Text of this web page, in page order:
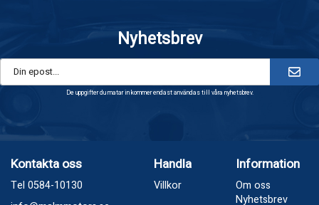
Nyhetsbrev
De uppgifter du matar in kommer endast användas till våra nyhetsbrev.
Kontakta oss
Tel 0584-10130
Handla
Villkor
Information
Om oss
Nyhetsbrev